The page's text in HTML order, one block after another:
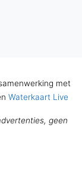
met
Waterkaart Live
geen